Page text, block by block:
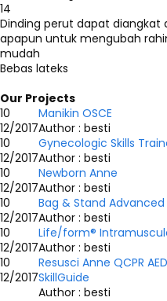
14
Dinding perut dapat
apapun untuk mengubah
mudah
Bebas lateks
Our Projects
10
12/2017
Manikin OSCE
Author : besti
10
12/2017
Gynecologic Skills
Author : besti
10
12/2017
Newborn Anne
Author : besti
10
12/2017
Bag & Stand
Author : besti
10
12/2017
Life/form®
Author : besti
10
12/2017
Resusci Anne QCPR
SkillGuide
Author : besti